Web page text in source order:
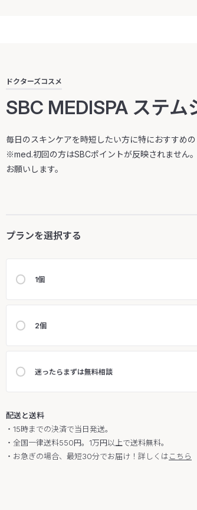
ドクターズコスメ
SBC MEDISPA ステム
毎日のスキンケアを時短したい方に特におすすめ
※med.初回の方はSBCポイントが反映されません
お願いします。
プランを選択する
1個
2個
迷ったらまずは無料相談
配送と送料
・15時までの決済で当日発送。
・全国一律送料550円。1万円以上で送料無料。
・お急ぎの場合、最短30分でお届け！詳しくはこちら